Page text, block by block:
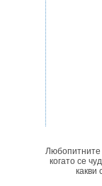
Любопитните
когато се
какви